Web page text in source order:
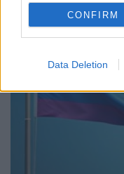
CONFIRM
Data Deletion